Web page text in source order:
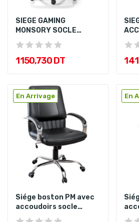
SIEGE GAMING
MONSORY SOCLE
CHROME
1 150,730 DT 1
En Arrivage
Siége boston PM avec
accoudoirs socle
chromé
En